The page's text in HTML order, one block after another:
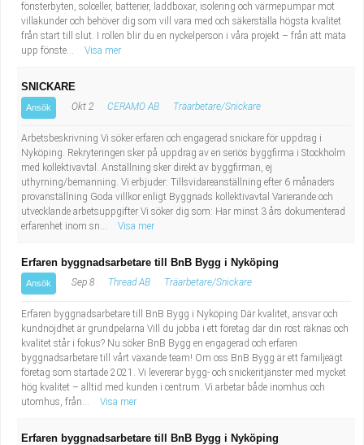
fönsterbyten, solceller, batterier, laddboxar, isolering och värmepumpar mot
villakunder och behöver dig som vill vara med och säkerställa högsta kvalitet
från start till slut. I rollen blir du en nyckelperson i våra projekt – från att mäta
upp fönste...
Visa mer
SNICKARE
Ansök Okt 2 CERAMO AB Träarbetare/Snickare
Arbetsbeskrivning Vi söker erfaren och engagerad snickare för uppdrag i
Nyköping. Rekryteringen sker på uppdrag av en seriös byggfirma i Stockholm
med kollektivavtal. Anställning sker direkt av byggfirman, ej
uthyrning/bemanning. Vi erbjuder: Tillsvidareanställning efter 6 månaders
provanställning Goda villkor enligt Byggnads kollektivavtal Varierande och
utvecklande arbetsuppgifter Vi söker dig som: Har minst 3 års dokumenterad
erfarenhet inom sn...
Visa mer
Erfaren byggnadsarbetare till BnB Bygg i Nyköping
Ansök Sep 8 Thread AB Träarbetare/Snickare
Erfaren byggnadsarbetare till BnB Bygg i Nyköping Där kvalitet, ansvar och
kundnöjdhet är grundpelarna Vill du jobba i ett företag där din röst räknas och
kvalitet står i fokus? Nu söker BnB Bygg en engagerad och erfaren
byggnadsarbetare till vårt växande team! Om oss BnB Bygg är ett familjeägt
företag som startade 2021. Vi levererar bygg- och snickeritjänster med mycket
hög kvalitet – alltid med kunden i centrum. Vi arbetar både inomhus och
utomhus, från...
Visa mer
Erfaren byggnadsarbetare till BnB Bygg i Nyköping